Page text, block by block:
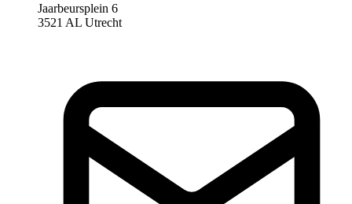
Jaarbeursplein 6
3521 AL Utrecht